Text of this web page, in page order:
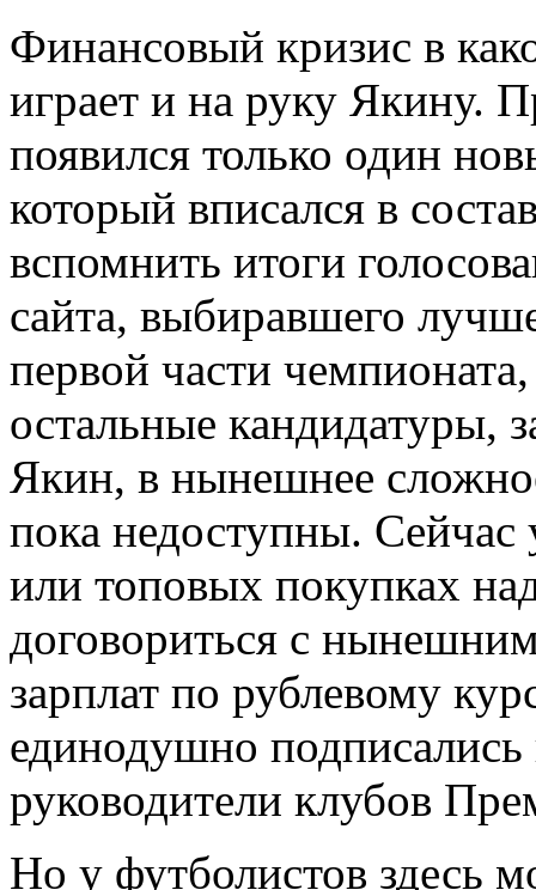
Финансовый кризис в
играет и на руку Якину.
появился только один
который вписался в
вспомнить итоги
сайта, выбиравшего
первой части
остальные кандидатуры,
Якин, в нынешнее
пока недоступны. Сейчас
или топовых покупках
договориться с
зарплат по рублевому
единодушно
руководители клубов
Но у футболистов здесь